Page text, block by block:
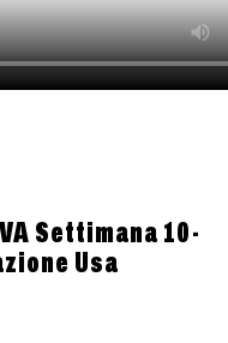
Settimana 10-
Usa